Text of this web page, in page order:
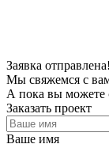
Заявка отправлена!
Мы свяжемся с
А пока вы можете
Заказать проект
Ваше имя